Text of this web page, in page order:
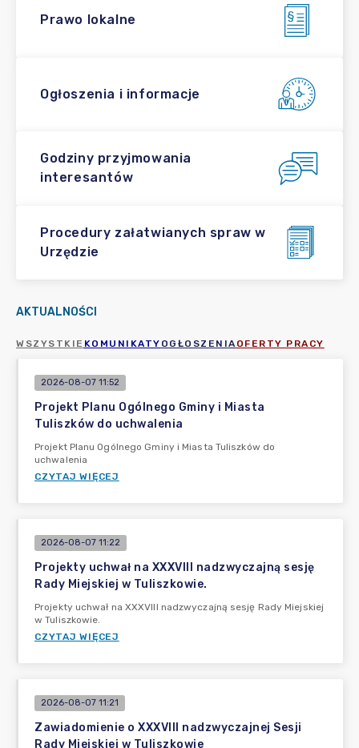
Prawo lokalne
Ogłoszenia i informacje
Godziny przyjmowania
interesantów
Procedury załatwianych spraw w
Urzędzie
AKTUALNOŚCI
WSZYSTKIE KOMUNIKATY OGŁOSZENIA OFERTY PRACY
2026-08-07 11:52
Projekt Planu Ogólnego Gminy i Miasta
Tuliszków do uchwalenia
Projekt Planu Ogólnego Gminy i Miasta Tuliszków do
uchwalenia
CZYTAJ WIĘCEJ
2026-08-07 11:22
Projekty uchwał na XXXVIII nadzwyczajną sesję
Rady Miejskiej w Tuliszkowie.
Projekty uchwał na XXXVIII nadzwyczajną sesję Rady Miejskiej
w Tuliszkowie.
CZYTAJ WIĘCEJ
2026-08-07 11:21
Zawiadomienie o XXXVIII nadzwyczajnej Sesji
Rady Miejskiej w Tuliszkowie